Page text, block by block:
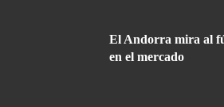
El Andorra mira al
en el mercado